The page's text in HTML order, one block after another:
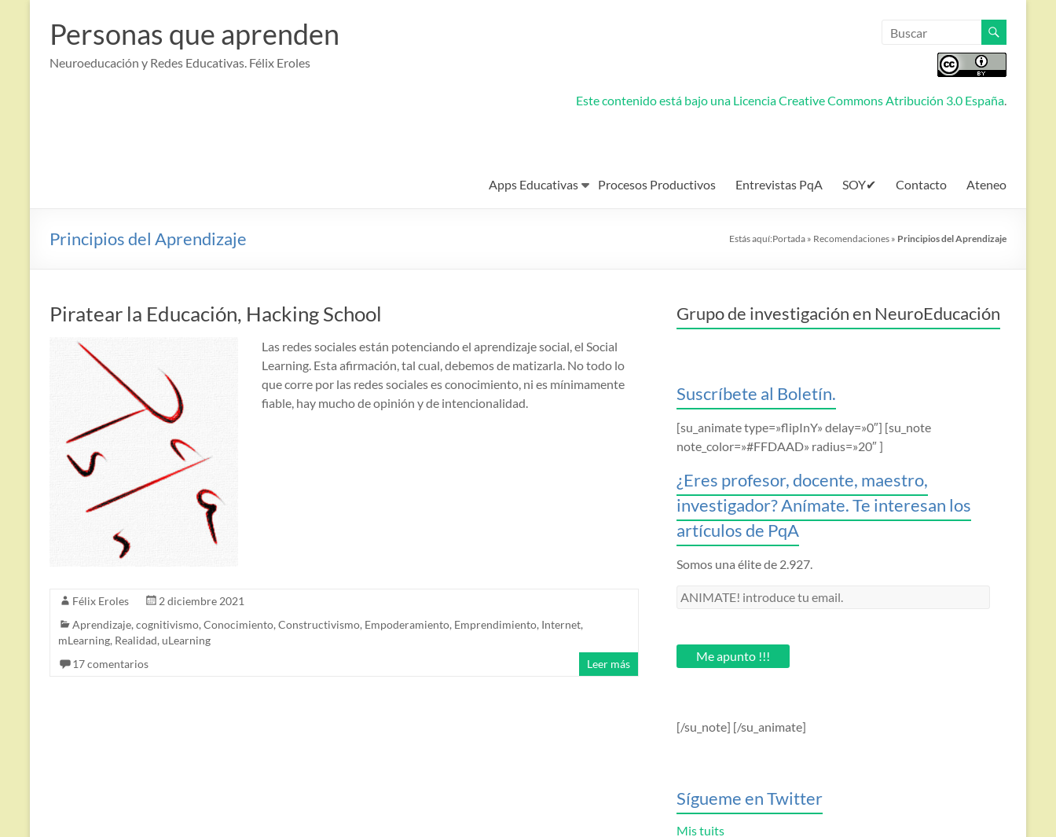
contenido
Personas que aprenden
Neuroeducación y Redes Educativas. Félix Eroles
Este contenido está bajo una Licencia Creative Commons Atribución 3.0 España.
Apps Educativas Procesos Productivos Entrevistas PqA SOY✔ Contacto Ateneo
Principios del Aprendizaje Estás aquí:Portada » Recomendaciones » Principios del Aprendizaje
Piratear la Educación, Hacking School
Las redes sociales están potenciando el aprendizaje social, el Social
Learning. Esta afirmación, tal cual, debemos de matizarla. No todo lo
que corre por las redes sociales es conocimiento, ni es mínimamente
fiable, hay mucho de opinión y de intencionalidad.
Félix Eroles
2 diciembre 2021
Aprendizaje, cognitivismo, Conocimiento, Constructivismo, Empoderamiento, Emprendimiento, Internet,
mLearning, Realidad, uLearning
17 comentarios
Leer más
Grupo de investigación en NeuroEducación
Suscríbete al Boletín.
[su_animate type=»flipInY» delay=»0″] [su_note
note_color=»#FFDAAD» radius=»20″ ]
¿Eres profesor, docente, maestro,
investigador? Anímate. Te interesan los
artículos de PqA
Somos una élite de 2.927.
ANIMATE!
email.Me apunto !!!
[/su_note] [/su_animate]
Sígueme en Twitter
Mis tuits